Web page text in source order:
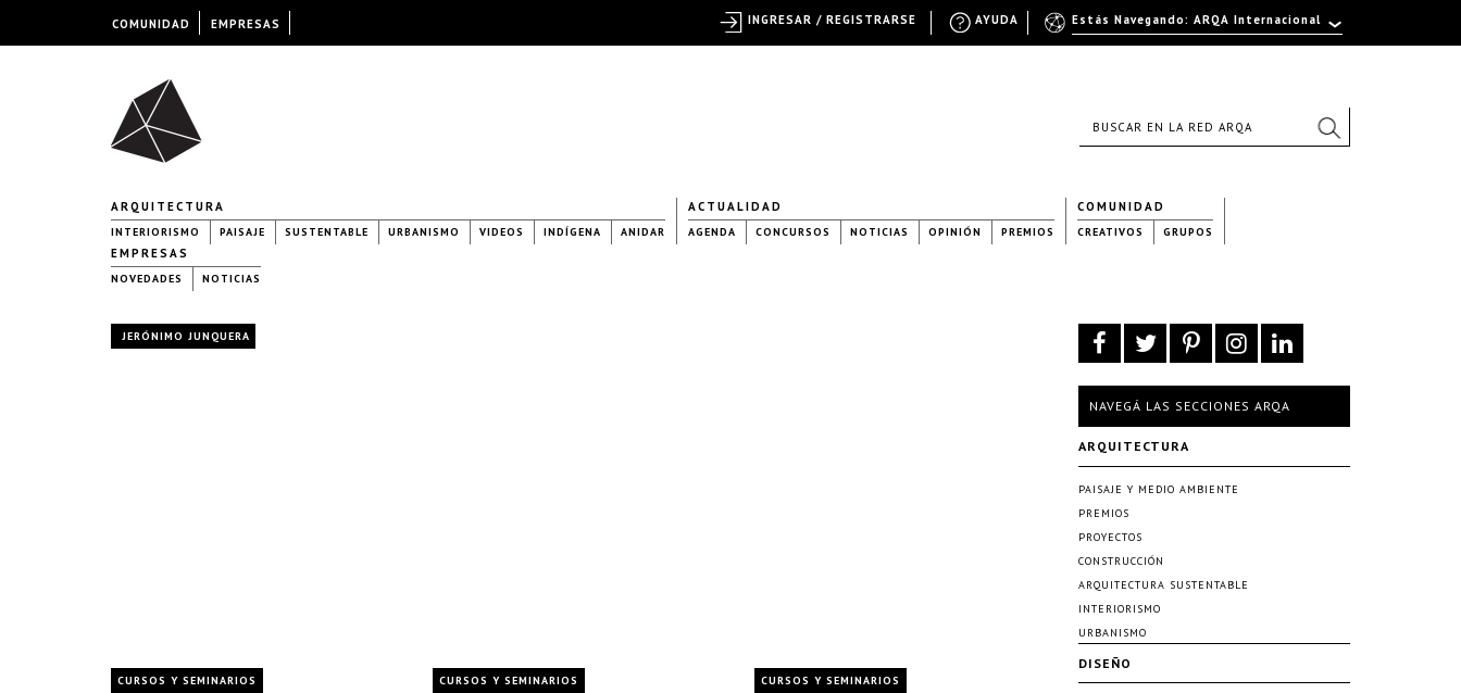
ARQUITECTURA
INTERIORISMO PAISAJE SUSTENTABLE URBANISMO VIDEOS INDÍGENA ANIDAR
ACTUALIDAD
AGENDA CONCURSOS NOTICIAS OPINIÓN PREMIOS
COMUNIDAD
CREATIVOS GRUPOS
EMPRESAS
NOVEDADES NOTICIAS
JERÓNIMO JUNQUERA
CURSOS Y SEMINARIOS CURSOS Y SEMINARIOS CURSOS Y SEMINARIOS
NAVEGÁ LAS SECCIONES ARQA
ARQUITECTURA
PAISAJE Y MEDIO AMBIENTE
PREMIOS
PROYECTOS
CONSTRUCCIÓN
ARQUITECTURA SUSTENTABLE
INTERIORISMO
URBANISMO
DISEÑO
COMUNIDAD EMPRESAS Estás Navegando: ARQA Internacional
AYUDA
INGRESAR / REGISTRARSE